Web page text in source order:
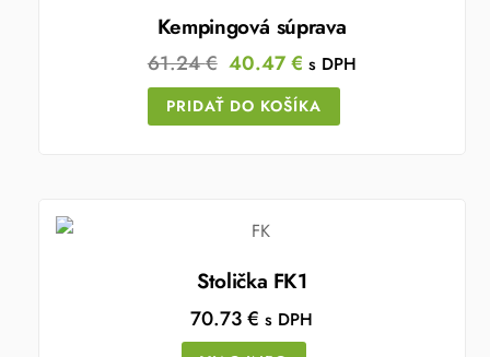
Kempingová súprava
61.24€ Original
price
was:
40.47€ Current
price
is:
s DPH
PRIDAŤ DO KOŠÍKA
Stolička FK1
70.73€ s DPH